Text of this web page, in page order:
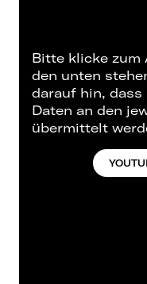
Bitte klicke zum
den unten
darauf hin,
Daten an den
übermittelt